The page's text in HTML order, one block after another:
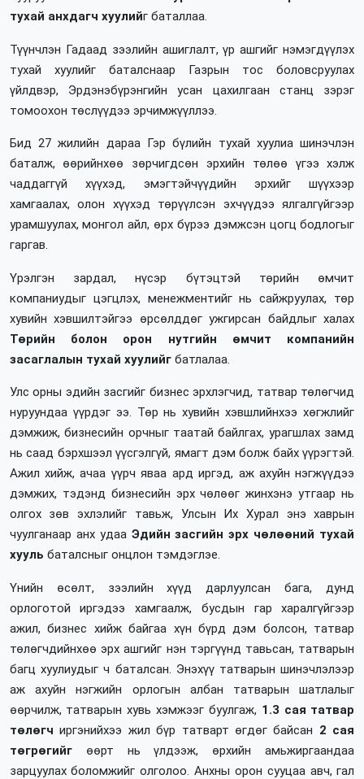
тухай анхдагч хуулийг баталлаа.
Түүнчлэн Гадаад зээлийн ашиглалт, үр ашгийг нэмэгдүүлэх
тухай хуулийг баталснаар Газрын тос боловсруулах
үйлдвэр, Эрдэнэбүрэнгийн усан цахилгаан станц зэрэг
томоохон төслүүдээ эрчимжүүллээ.
Бид 27 жилийн дараа Гэр бүлийн тухай хуулиа шинэчлэн
баталж, өөрийнхөө зөрчигдсөн эрхийн төлөө үгээ хэлж
чаддаггүй хүүхэд, эмэгтэйчүүдийн эрхийг шүүхээр
хамгаалах, олон хүүхэд төрүүлсэн эхчүүдээ ялгалгүйгээр
урамшуулах, монгол айл, өрх бүрээ дэмжсэн цогц бодлогыг
гаргав.
Үрэлгэн зардал, нүсэр бүтэцтэй төрийн өмчит
компаниудыг цэгцлэх, менежментийг нь сайжруулах, төр
хувийн хэвшилтэйгээ өрсөлддөг ужгирсан байдлыг халах
Төрийн болон орон нутгийн өмчит компанийн
засаглалын тухай хуулийг батлалаа.
Улс орны эдийн засгийг бизнес эрхлэгчид, татвар төлөгчид
нуруундаа үүрдэг ээ. Төр нь хувийн хэвшлийнхээ хөгжлийг
дэмжиж, бизнесийн орчныг таатай байлгах, урагшлах замд
нь саад бэрхшээл үүсгэлгүй, ямагт дэм болж байх үүрэгтэй.
Ажил хийж, ачаа үүрч яваа ард иргэд, аж ахуйн нэгжүүдээ
дэмжих, тэдэнд бизнесийн эрх чөлөөг жинхэнэ утгаар нь
олгох зөв эхлэлийг тавьж, Улсын Их Хурал энэ хаврын
чуулганаар анх удаа Эдийн засгийн эрх чөлөөний тухай
хууль баталсныг онцлон тэмдэглэе.
Үнийн өсөлт, зээлийн хүүд дарлуулсан бага, дунд
орлоготой иргэдээ хамгаалж, бусдын гар харалгүйгээр
ажил, бизнес хийж байгаа хүн бүрд дэм болсон, татвар
төлөгчдийнхөө эрх ашгийг нэн тэргүүнд тавьсан, татварын
багц хуулиудыг ч баталсан. Энэхүү татварын шинэчлэлээр
аж ахуйн нэгжийн орлогын албан татварын шатлалыг
өөрчилж, татварын хувь хэмжээг буулгаж, 1.3 сая татвар
төлөгчиргэнийхээ жил бүр татварт өгдөг байсан 2 сая
төгрөгийгөөрт нь үлдээж, өрхийн амьжиргаандаа
зарцуулах боломжийг олголоо. Анхны орон сууцаа авч, гал